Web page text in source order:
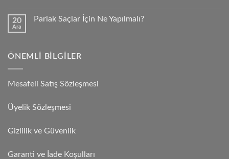
20
Ara
Parlak Saçlar İçin Ne Yapılmalı?
ÖNEMLI BILGILER
Mesafeli Satış Sözleşmesi
Üyelik Sözleşmesi
Gizlilik ve Güvenlik
Garanti ve İade Koşulları